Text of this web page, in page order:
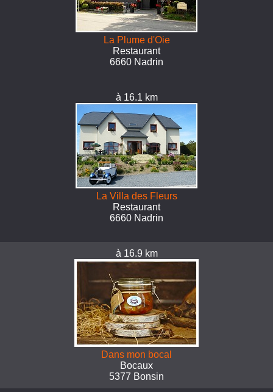
La Plume d'Oie
Restaurant
6660 Nadrin
à 16.1 km
La Villa des Fleurs
Restaurant
6660 Nadrin
à 16.9 km
Dans mon bocal
Bocaux
5377 Bonsin